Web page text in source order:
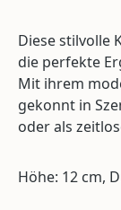
Diese stilvolle
die perfekte
Mit ihrem
gekonnt in
oder als
Höhe: 12 cm,